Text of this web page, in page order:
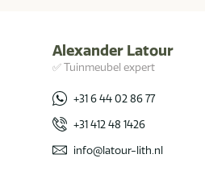
Alexander Latour
✅ Tuinmeubel expert
+31 6 44 02 86 77
+31 412 48 1426
info@latour-lith.nl